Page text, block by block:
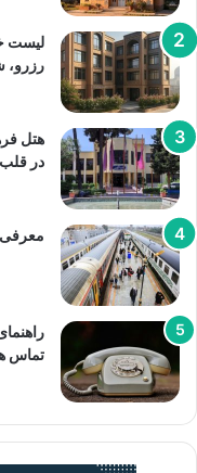
لیست
رزرو،
هتل
در
معرفی
تماس